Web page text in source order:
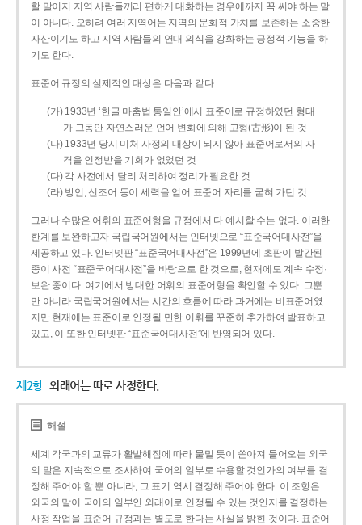
할 말이지 지역 사람들끼리 편하게 대화하는 경우에까지 꼭 써야 하는 말
이 아니다. 오히려 여러 지역어는 지역의 문화적 가치를 보존하는 소중한
자산이기도 하고 지역 사람들의 연대 의식을 강화하는 긍정적 기능을 하
기도 한다.
표준어 규정의 실제적인 대상은 다음과 같다.
(가) 1933년 ‘한글 마춤법 통일안’에서 표준어로 규정하였던 형태
가 그동안 자연스러운 언어 변화에 의해 고형(古形)이 된 것
(나) 1933년 당시 미처 사정의 대상이 되지 않아 표준어로서의 자
격을 인정받을 기회가 없었던 것
(다) 각 사전에서 달리 처리하여 정리가 필요한 것
(라) 방언, 신조어 등이 세력을 얻어 표준어 자리를 굳혀 가던 것
그러나 수많은 어휘의 표준어형을 규정에서 다 예시할 수는 없다. 이러한
한계를 보완하고자 국립국어원에서는 인터넷으로 “표준국어대사전”을
제공하고 있다. 인터넷판 “표준국어대사전”은 1999년에 초판이 발간된
종이 사전 “표준국어대사전”을 바탕으로 한 것으로, 현재에도 계속 수정·
보완 중이다. 여기에서 방대한 어휘의 표준어형을 확인할 수 있다. 그뿐
만 아니라 국립국어원에서는 시간의 흐름에 따라 과거에는 비표준어였
지만 현재에는 표준어로 인정될 만한 어휘를 꾸준히 추가하여 발표하고
있고, 이 또한 인터넷판 “표준국어대사전”에 반영되어 있다.
제2항 외래어는 따로 사정한다.
해설
세계 각국과의 교류가 활발해짐에 따라 물밀 듯이 쏟아져 들어오는 외국
의 말은 지속적으로 조사하여 국어의 일부로 수용할 것인가의 여부를 결
정해 주어야 할 뿐 아니라, 그 표기 역시 결정해 주어야 한다. 이 조항은
외국의 말이 국어의 일부인 외래어로 인정될 수 있는 것인지를 결정하는
사정 작업을 표준어 규정과는 별도로 한다는 사실을 밝힌 것이다. 표준어